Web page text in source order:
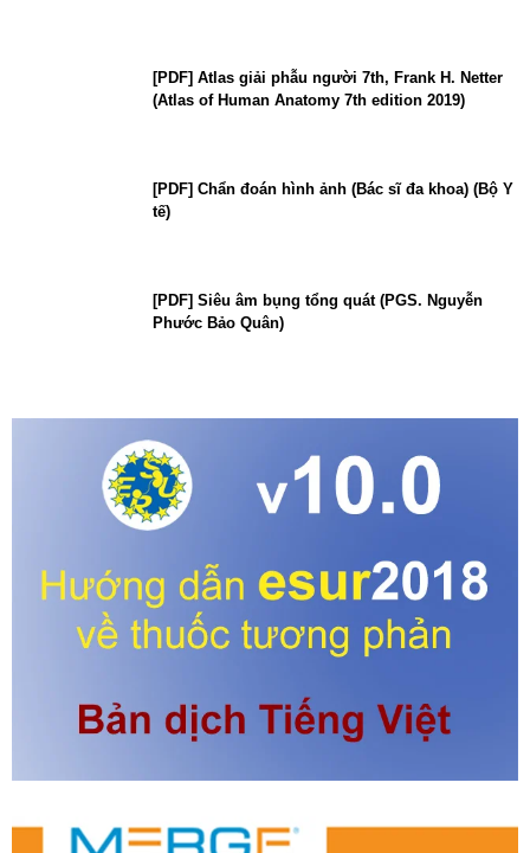
[PDF] Atlas giải phẫu người 7th, Frank H. Netter
(Atlas of Human Anatomy 7th edition 2019)
[PDF] Chẩn đoán hình ảnh (Bác sĩ đa khoa) (Bộ Y
tế)
[PDF] Siêu âm bụng tổng quát (PGS. Nguyễn
Phước Bảo Quân)